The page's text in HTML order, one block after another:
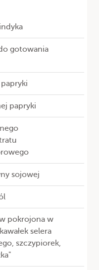
gotowania
papryki
papryki
sojowej
pokrojona w
selera
szczypiorek,